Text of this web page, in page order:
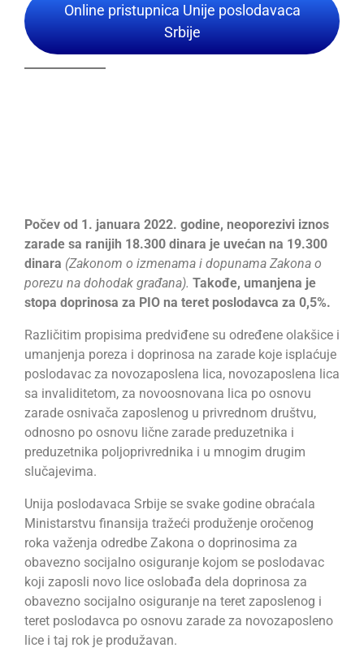
Online pristupnica Unije poslodavaca
Srbije
Počev od 1. januara 2022. godine, neoporezivi iznos
zarade sa ranijih 18.300 dinara je uvećan na 19.300
dinara (Zakonom o izmenama i dopunama Zakona o
porezu na dohodak građana). Takođe, umanjena je
stopa doprinosa za PIO na teret poslodavca za 0,5%.
Različitim propisima predviđene su određene olakšice i
umanjenja poreza i doprinosa na zarade koje isplaćuje
poslodavac za novozaposlena lica, novozaposlena lica
sa invaliditetom, za novoosnovana lica po osnovu
zarade osnivača zaposlenog u privrednom društvu,
odnosno po osnovu lične zarade preduzetnika i
preduzetnika poljoprivrednika i u mnogim drugim
slučajevima.
Unija poslodavaca Srbije se svake godine obraćala
Ministarstvu finansija tražeći produženje oročenog
roka važenja odredbe Zakona o doprinosima za
obavezno socijalno osiguranje kojom se poslodavac
koji zaposli novo lice oslobađa dela doprinosa za
obavezno socijalno osiguranje na teret zaposlenog i
teret poslodavca po osnovu zarade za novozaposleno
lice i taj rok je produžavan.